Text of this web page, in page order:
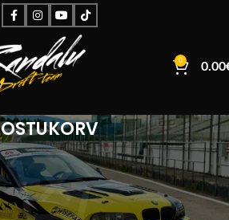
0 0.00
OSTUKORV